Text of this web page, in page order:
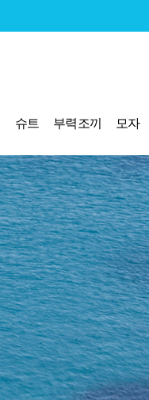
슈트 부력조끼 모자